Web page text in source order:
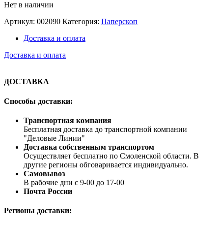
Нет в наличии
Артикул: 002090 Категория: Паперскоп
Доставка и оплата
Доставка и оплата
ДОСТАВКА
Способы доставки:
Транспортная компания
Бесплатная доставка до транспортной компании
"Деловые Линии"
Доставка собственным транспортом
Осуществляет бесплатно по Смоленской области. В
другие регионы обговаривается индивидуально.
Самовывоз
В рабочие дни с 9-00 до 17-00
Почта России
Регионы доставки: